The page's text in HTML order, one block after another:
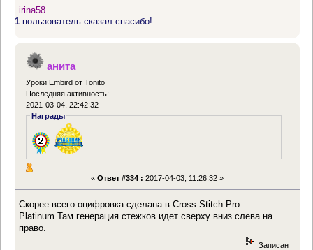
irina58
1 пользователь сказал спасибо!
анита
Уроки Embird от Tonito
Последняя активность:
2021-03-04, 22:42:32
Награды
« Ответ #334 : 2017-04-03, 11:26:32 »
Скорее всего оцифровка сделана в Cross Stitch Pro
Platinum.Там генерация стежков идет сверху вниз слева на
право.
Записан